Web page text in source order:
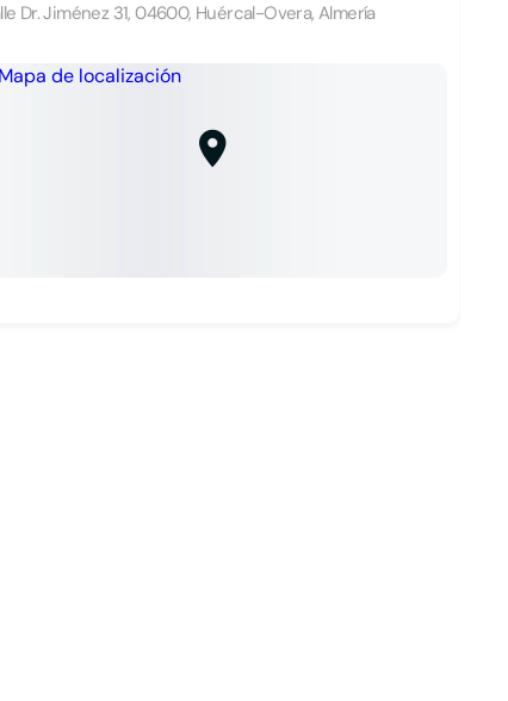
Dr. Jiménez 31, 04600, Huércal-Overa, Almería